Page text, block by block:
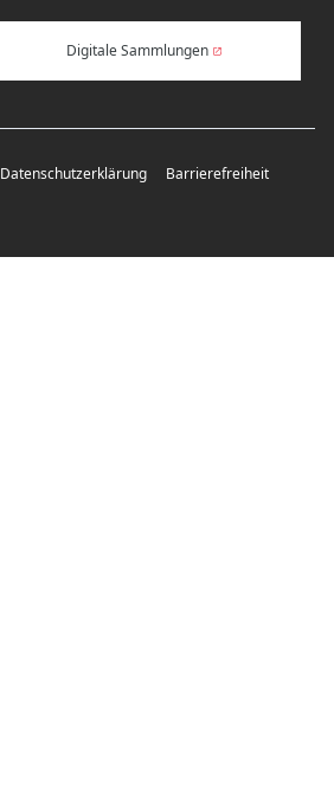
Digitale Sammlungen
Datenschutzerklärung Barrierefreiheit